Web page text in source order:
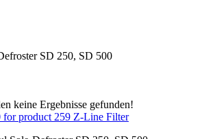
SD 250, SD 500
keine Ergebnisse gefunden!
Z-Line Filter